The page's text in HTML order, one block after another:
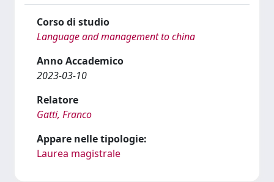
Corso di studio
Language and management to china
Anno Accademico
2023-03-10
Relatore
Gatti, Franco
Appare nelle tipologie:
Laurea magistrale